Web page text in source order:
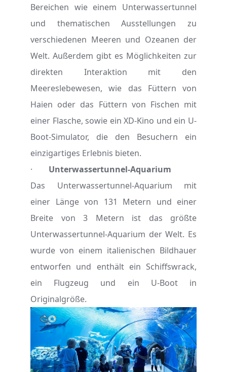
Bereichen wie einem Unterwassertunnel
und thematischen Ausstellungen zu
verschiedenen Meeren und Ozeanen der
Welt. Außerdem gibt es Möglichkeiten zur
direkten Interaktion mit den
Meereslebewesen, wie das Füttern von
Haien oder das Füttern von Fischen mit
einer Flasche, sowie ein XD-Kino und ein U-
Boot-Simulator, die den Besuchern ein
einzigartiges Erlebnis bieten.
· Unterwassertunnel-Aquarium
Das Unterwassertunnel-Aquarium mit
einer Länge von 131 Metern und einer
Breite von 3 Metern ist das größte
Unterwassertunnel-Aquarium der Welt. Es
wurde von einem italienischen Bildhauer
entworfen und enthält ein Schiffswrack,
ein Flugzeug und ein U-Boot in
Originalgröße.